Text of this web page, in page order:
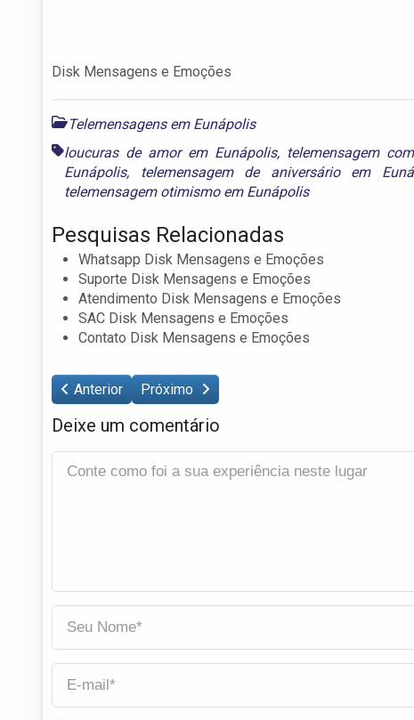
Disk Mensagens e Emoções
Telemensagens em Eunápolis
loucuras de amor em Eunápolis, telemensagem
Eunápolis, telemensagem de aniversário em
telemensagem otimismo em Eunápolis
Pesquisas Relacionadas
Whatsapp Disk Mensagens e Emoções
Suporte Disk Mensagens e Emoções
Atendimento Disk Mensagens e Emoções
SAC Disk Mensagens e Emoções
Contato Disk Mensagens e Emoções
Anterior Próximo
Deixe um comentário